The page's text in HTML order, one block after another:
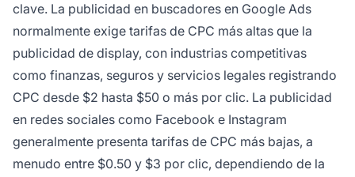
clave. La publicidad en buscadores en Google Ads
normalmente exige tarifas de CPC más altas que la
publicidad de display, con industrias competitivas
como finanzas, seguros y servicios legales registrando
CPC desde $2 hasta $50 o más por clic. La publicidad
en redes sociales como Facebook e Instagram
generalmente presenta tarifas de CPC más bajas, a
menudo entre $0.50 y $3 por clic, dependiendo de la